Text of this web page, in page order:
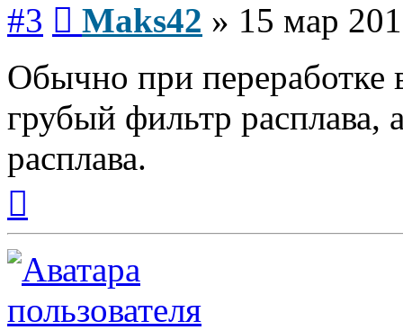
#3 Maks42 » 15 мар
Обычно при переработке
грубый фильтр расплава,
расплава.
началу